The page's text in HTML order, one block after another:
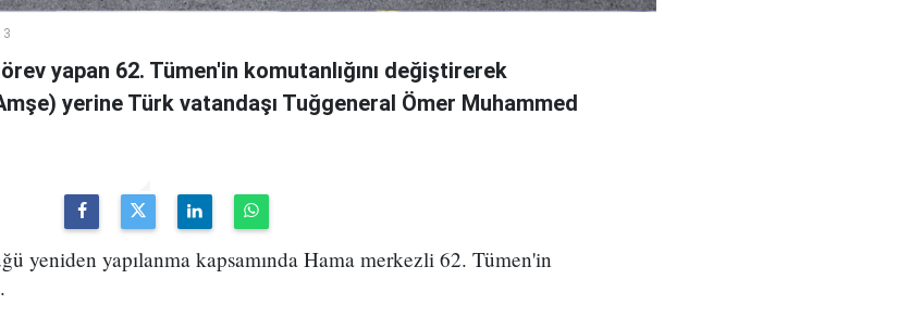
yapan 62. Tümen'in komutanlığını değiştirerek
yerine Türk vatandaşı Tuğgeneral Ömer Muhammed
yeniden yapılanma kapsamında Hama merkezli 62. Tümen'in